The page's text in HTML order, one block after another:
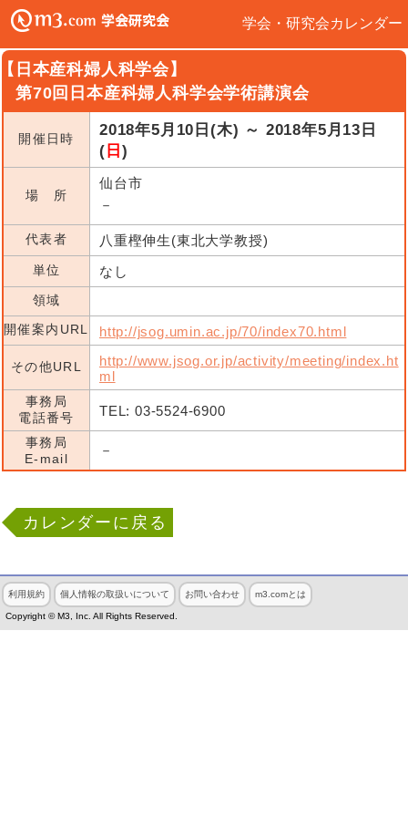
学会・研究会カレンダー
日本産科婦人科学会】
第70回日本産科婦人科学会学術講演会
開催日時
2018年5月10日(木) ～ 2018年5月13日
( 日 )
場 所
仙台市
－
代表者 八重樫伸生(東北大学教授)
単位 なし
領域
開催案内URL
http://jsog.umin.ac.jp/70/index70.html
その他URL
http://www.jsog.or.jp/activity/meeting/index.ht
ml
事務局
電話番号
TEL: 03-5524-6900
事務局
E-mail
－
カレンダーに戻る
利用規約 個人情報の取扱いについて お問い合わせ m3.comとは
Copyright © M3, Inc. All Rights Reserved.